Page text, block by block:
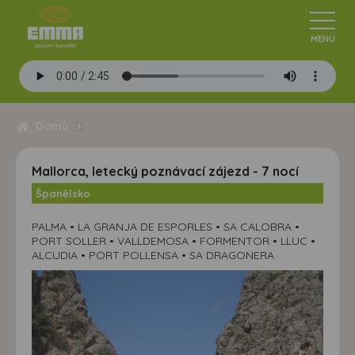
Mallorca, letecký poznávací zájezd - 7 nocí
Španělsko
PALMA • LA GRANJA DE ESPORLES • SA CALOBRA •
PORT SOLLER • VALLDEMOSA • FORMENTOR • LLUC •
ALCUDIA • PORT POLLENSA • SA DRAGONERA